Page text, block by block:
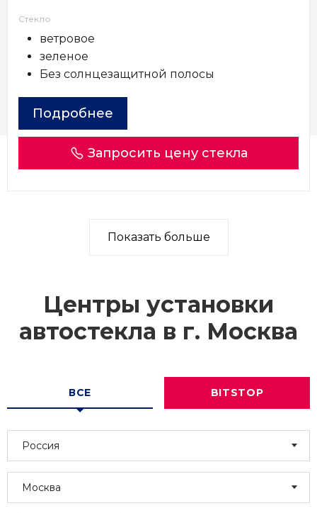
Стекло
ветровое
зеленое
Без солнцезащитной полосы
Подробнее
Запросить цену стекла
Показать больше
Центры установки
автостекла в г. Москва
ВСЕ BITSTOP
Россия
Москва